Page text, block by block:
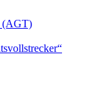
(AGT)